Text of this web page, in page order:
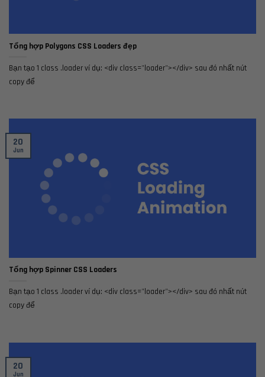
Tổng hợp Polygons CSS Loaders đẹp
Bạn tạo 1 class .loader ví dụ: <div class="loader"></div> sau đó nhất nút
copy để
Tổng hợp Spinner CSS Loaders
Bạn tạo 1 class .loader ví dụ: <div class="loader"></div> sau đó nhất nút
copy để
20
Jun
20
Jun